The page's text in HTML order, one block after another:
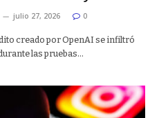
julio 27, 2026 0
creado por OpenAI se infiltró
las pruebas…